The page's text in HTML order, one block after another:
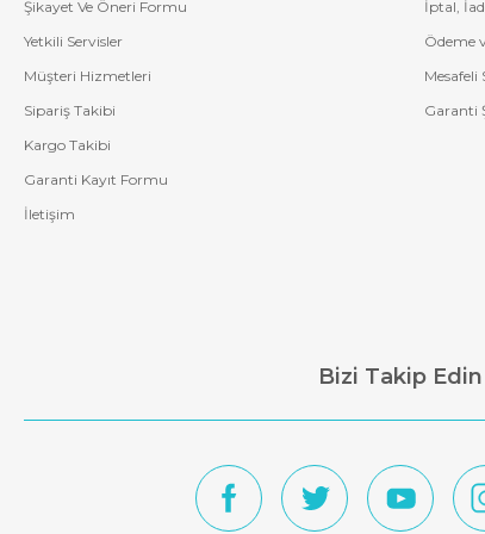
Şikayet Ve Öneri Formu
Yetkili Servisler
Müşteri Hizmetleri
Sipariş Takibi
Kargo Takibi
Garanti Kayıt Formu
İletişim
İptal,
Ödeme
Mesafeli
Garanti
Bizi Takip Edin